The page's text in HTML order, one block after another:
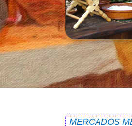
MERCADOS